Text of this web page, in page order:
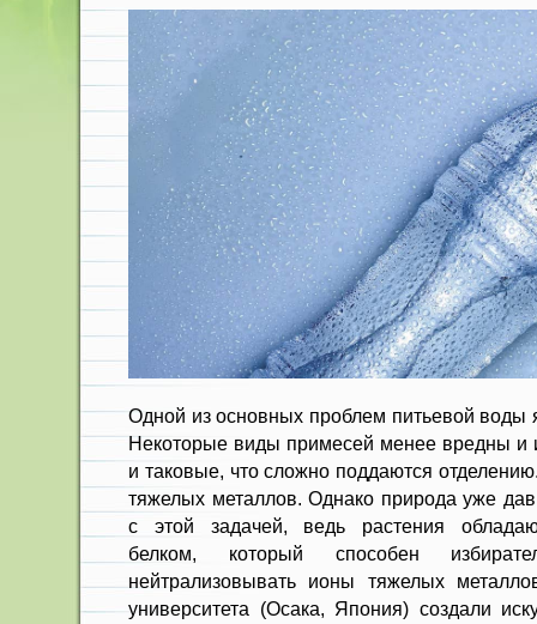
Одной из основных проблем питьевой воды
Некоторые виды примесей менее вредны и
и таковые, что сложно поддаются
тяжелых металлов. Однако природа уже
с этой задачей, ведь растения
белком, который способен
нейтрализовывать ионы тяжелых
университета (Осака, Япония) создали